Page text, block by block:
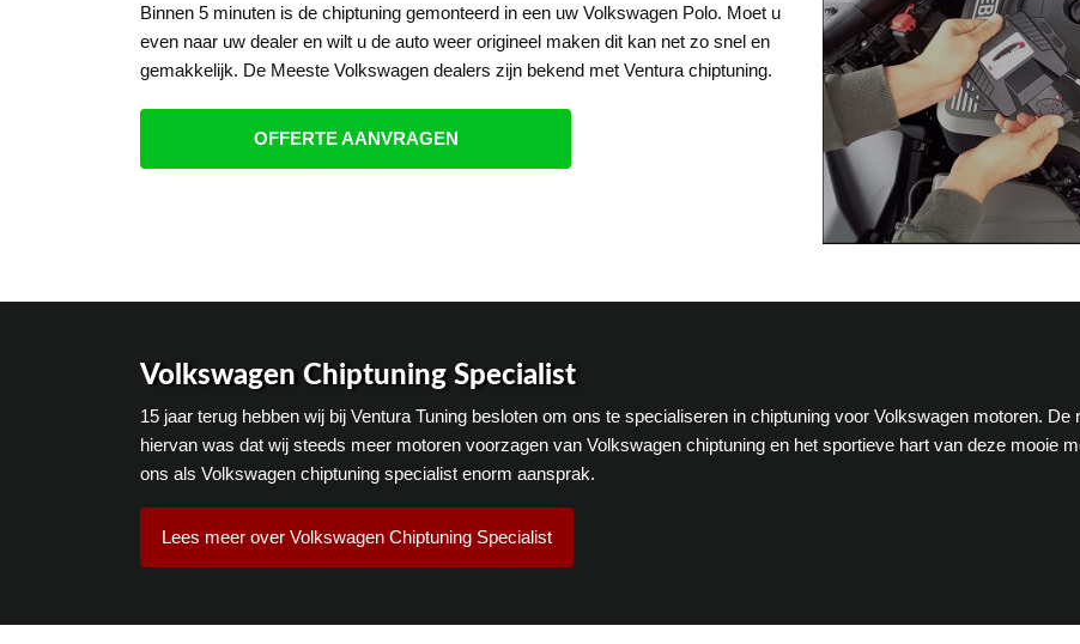
Binnen 5 minuten is de chiptuning gemonteerd in een uw Volkswagen Polo. Moet u
even naar uw dealer en wilt u de auto weer origineel maken dit kan net zo snel en
gemakkelijk. De Meeste Volkswagen dealers zijn bekend met Ventura chiptuning.
OFFERTE AANVRAGEN
Volkswagen Chiptuning Specialist
15 jaar terug hebben wij bij Ventura Tuning besloten om ons te specialiseren in chiptuning voor Volkswagen motoren. De
hiervan was dat wij steeds meer motoren voorzagen van Volkswagen chiptuning en het sportieve hart van deze mooie
ons als Volkswagen chiptuning specialist enorm aansprak.
Lees meer over Volkswagen Chiptuning Specialist